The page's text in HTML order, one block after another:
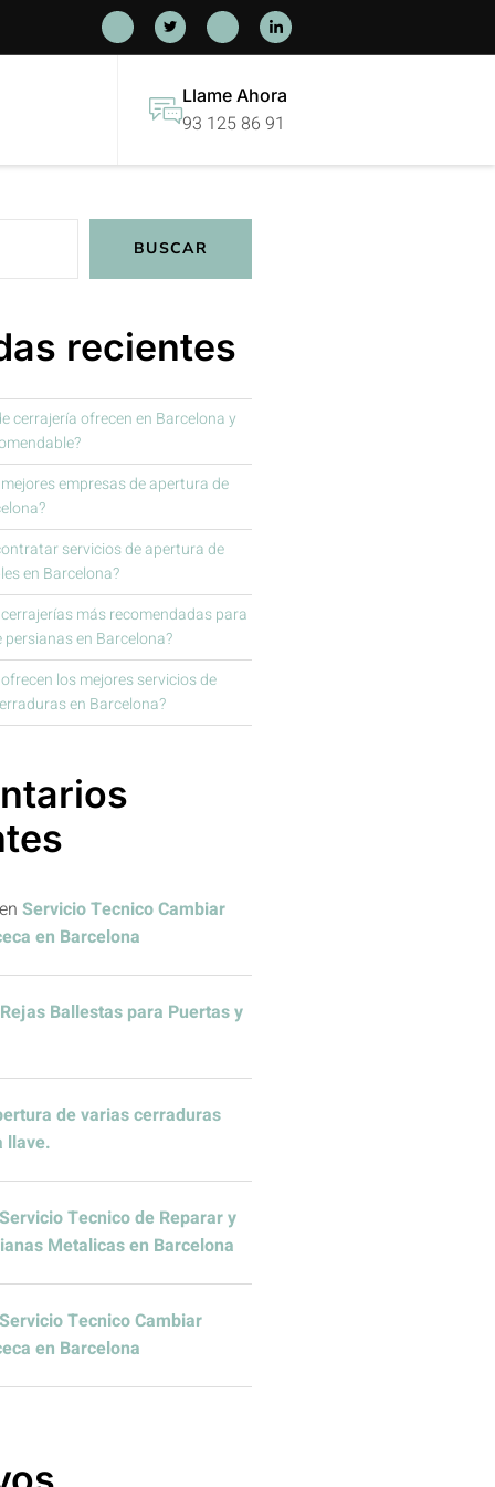
Llame Ahora
93 125 86 91
BUSCAR
recientes
cerrajería ofrecen en Barcelona y
empresas de apertura de
servicios de apertura de
en Barcelona?
más recomendadas para
en Barcelona?
los mejores servicios de
en Barcelona?
Servicio Tecnico Cambiar
en Barcelona
Rejas Ballestas para Puertas y
de varias cerraduras
llave.
Tecnico de Reparar y
Metalicas en Barcelona
Tecnico Cambiar
en Barcelona